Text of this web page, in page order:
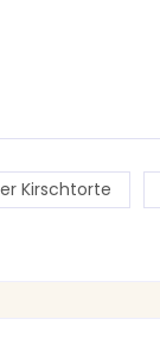
Kirschtorte